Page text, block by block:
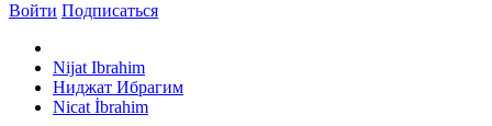
Войти Подписаться
Nijat Ibrahim
Ниджат Ибрагим
Nicat İbrahim